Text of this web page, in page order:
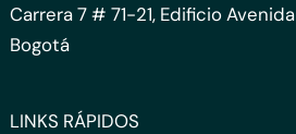
Carrera 7 # 71-21, Edificio
Bogotá
LINKS RÁPIDOS